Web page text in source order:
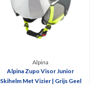
Alpina
Alpina Zupo Visor Junior
Skihelm Met Vizier | Grijs Geel